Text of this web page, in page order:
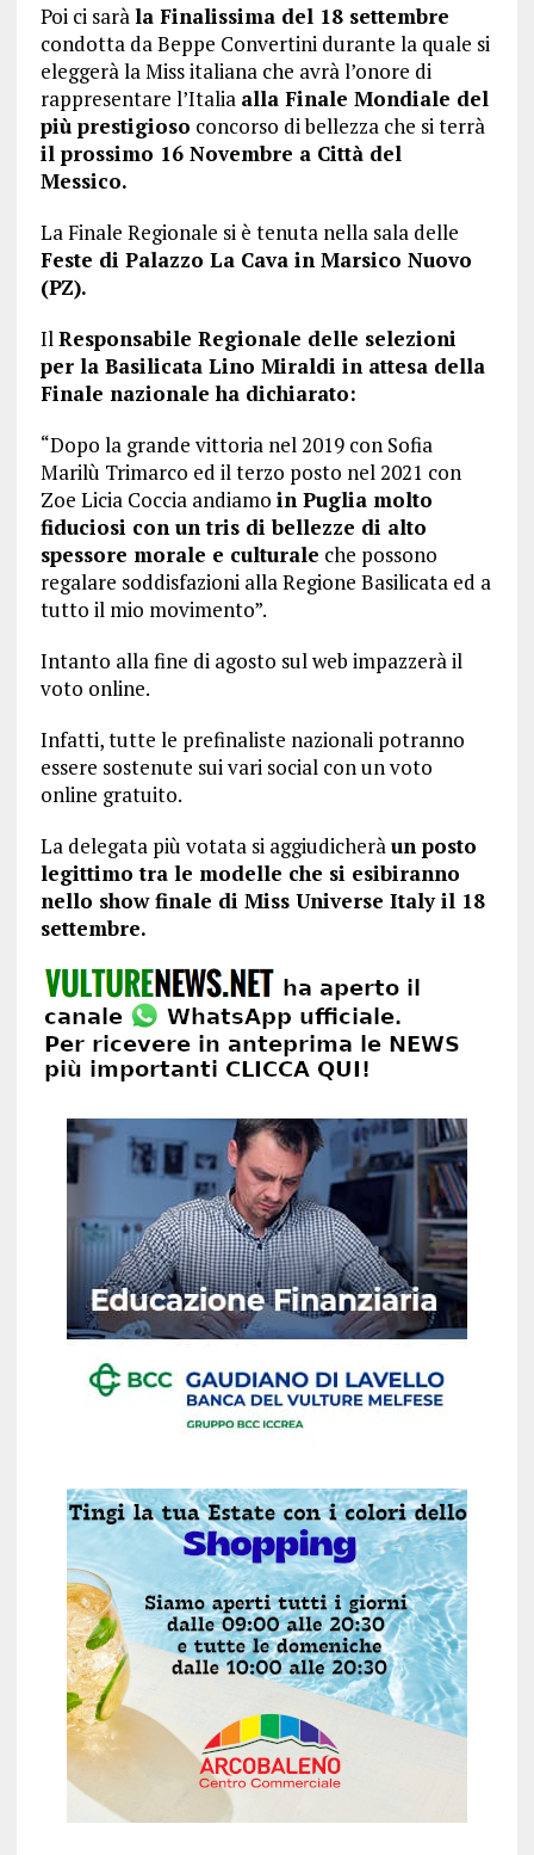
Poi ci saràla Finalissima del 18 settembre
condotta da Beppe Convertini durante la quale si
eleggerà la Miss italiana che avrà l’onore di
rappresentare l’Italia alla Finale Mondiale del
più prestigioso concorso di bellezza che si terrà
il prossimo 16 Novembre a Città del
Messico.
La Finale Regionale si è tenuta nella sala delle
Feste di Palazzo La Cava in Marsico Nuovo
(PZ).
IlResponsabile Regionale delle selezioni
per la Basilicata Lino Miraldi in attesa della
Finale nazionale ha dichiarato:
“Dopo la grande vittoria nel 2019 con Sofia
Marilù Trimarco ed il terzo posto nel 2021 con
Zoe Licia Coccia andiamo in Puglia molto
fiduciosi con un tris di bellezze di alto
spessore morale e culturale che possono
regalare soddisfazioni alla Regione Basilicata ed a
tutto il mio movimento”.
Intanto alla fine di agosto sul web impazzerà il
voto online.
Infatti, tutte le prefinaliste nazionali potranno
essere sostenute sui vari social con un voto
online gratuito.
La delegata più votata si aggiudicheràun posto
legittimo tra le modelle che si esibiranno
nello show finale di Miss Universe Italy il 18
settembre.